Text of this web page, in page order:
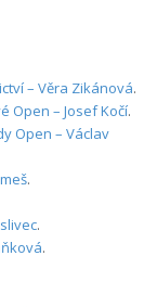
– Věra Zikánová.
Open – Josef Kočí.
Open – Václav
.
.
.